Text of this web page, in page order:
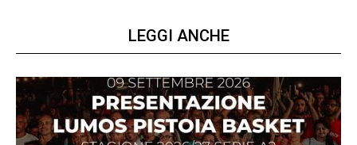
LEGGI ANCHE